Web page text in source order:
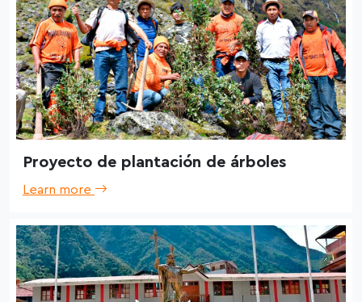
Proyecto de plantación de árboles
Learn more